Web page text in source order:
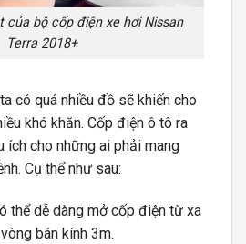
của bộ cốp điện xe hơi Nissan
Terra 2018+
có quá nhiều đồ sẽ khiến cho
khó khăn. Cốp điện ô tô ra
ích cho những ai phải mang
Cụ thể như sau:
thể dễ dàng mở cốp điện từ xa
bán kính 3m.